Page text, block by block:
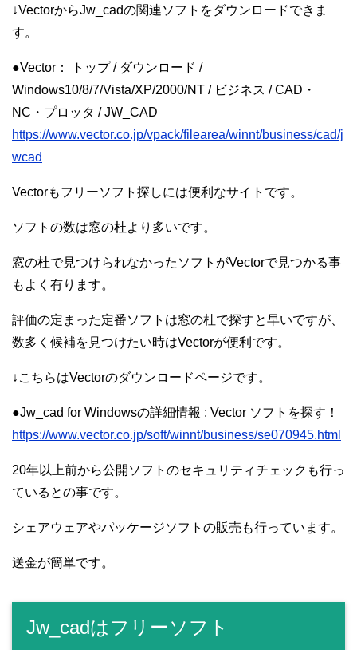
↓VectorからJw_cadの関連ソフトをダウンロードできま
す。
●Vector： トップ / ダウンロード /
Windows10/8/7/Vista/XP/2000/NT / ビジネス / CAD・
NC・プロッタ / JW_CAD
https://www.vector.co.jp/vpack/filearea/winnt/business/cad/j
wcad
Vectorもフリーソフト探しには便利なサイトです。
ソフトの数は窓の杜より多いです。
窓の杜で見つけられなかったソフトがVectorで見つかる事
もよく有ります。
評価の定まった定番ソフトは窓の杜で探すと早いですが、
数多く候補を見つけたい時はVectorが便利です。
↓こちらはVectorのダウンロードページです。
●Jw_cad for Windowsの詳細情報 : Vector ソフトを探す！
https://www.vector.co.jp/soft/winnt/business/se070945.html
20年以上前から公開ソフトのセキュリティチェックも行っ
ているとの事です。
シェアウェアやパッケージソフトの販売も行っています。
送金が簡単です。
Jw_cadはフリーソフト